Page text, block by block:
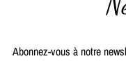
Abonnez-vous à notre